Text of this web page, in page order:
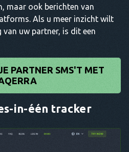
maar ook berichten van
Als u meer inzicht wilt
uw partner, is dit een
PARTNER SMS'T MET
in-één tracker